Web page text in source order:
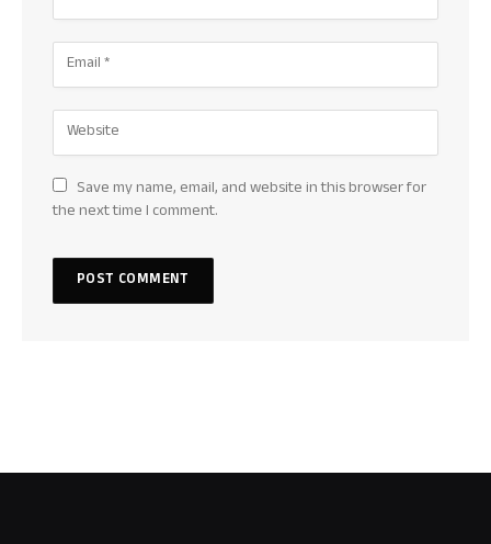
Save my name, email, and website in this browser for
the next time I comment.